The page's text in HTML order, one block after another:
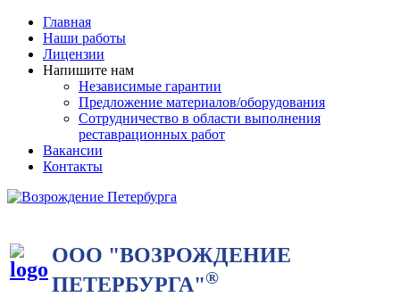
Главная
Наши работы
Лицензии
Напишите нам
Независимые гарантии
Предложение материалов/оборудования
Сотрудничество в области выполнения
реставрационных работ
Вакансии
Контакты
ООО "ВОЗРОЖДЕНИЕ
ПЕТЕРБУРГА"®